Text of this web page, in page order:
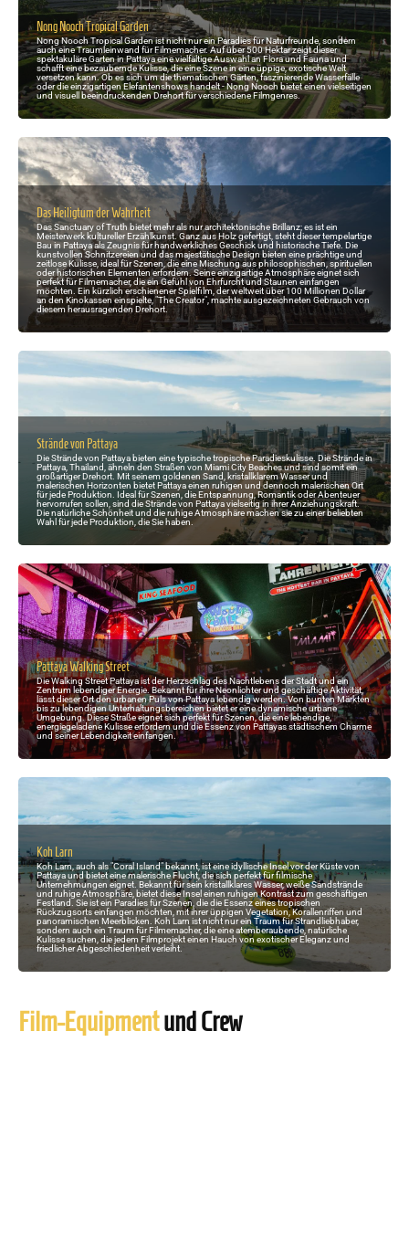
Nong Nooch Tropical Garden
Nong Nooch Tropical Garden ist nicht nur ein Paradies für Naturfreunde, sondern
auch eine Traumleinwand für Filmemacher. Auf über 500 Hektar zeigt dieser
spektakuläre Garten in Pattaya eine vielfältige Auswahl an Flora und Fauna und
schafft eine bezaubernde Kulisse, die eine Szene in eine üppige, exotische Welt
versetzen kann. Ob es sich um die thematischen Gärten, faszinierende Wasserfälle
oder die einzigartigen Elefantenshows handelt - Nong Nooch bietet einen vielseitigen
und visuell beeindruckenden Drehort für verschiedene Filmgenres.
Das Heiligtum der Wahrheit
Das Sanctuary of Truth bietet mehr als nur architektonische Brillanz; es ist ein
Meisterwerk kultureller Erzählkunst. Ganz aus Holz gefertigt, steht dieser tempelartige
Bau in Pattaya als Zeugnis für handwerkliches Geschick und historische Tiefe. Die
kunstvollen Schnitzereien und das majestätische Design bieten eine prächtige und
zeitlose Kulisse, ideal für Szenen, die eine Mischung aus philosophischen, spirituellen
oder historischen Elementen erfordern. Seine einzigartige Atmosphäre eignet sich
perfekt für Filmemacher, die ein Gefühl von Ehrfurcht und Staunen einfangen
möchten. Ein kürzlich erschienener Spielfilm, der weltweit über 100 Millionen Dollar
an den Kinokassen einspielte, "The Creator", machte ausgezeichneten Gebrauch von
diesem herausragenden Drehort.
Strände von Pattaya
Die Strände von Pattaya bieten eine typische tropische Paradieskulisse. Die Strände in
Pattaya, Thailand, ähneln den Straßen von Miami City Beaches und sind somit ein
großartiger Drehort. Mit seinem goldenen Sand, kristallklarem Wasser und
malerischen Horizonten bietet Pattaya einen ruhigen und dennoch malerischen Ort
für jede Produktion. Ideal für Szenen, die Entspannung, Romantik oder Abenteuer
hervorrufen sollen, sind die Strände von Pattaya vielseitig in ihrer Anziehungskraft.
Die natürliche Schönheit und die ruhige Atmosphäre machen sie zu einer beliebten
Wahl für jede Produktion, die Sie haben.
Pattaya Walking Street
Die Walking Street Pattaya ist der Herzschlag des Nachtlebens der Stadt und ein
Zentrum lebendiger Energie. Bekannt für ihre Neonlichter und geschäftige Aktivität,
lässt dieser Ort den urbanen Puls von Pattaya lebendig werden. Von bunten Märkten
bis zu lebendigen Unterhaltungsbereichen bietet er eine dynamische urbane
Umgebung. Diese Straße eignet sich perfekt für Szenen, die eine lebendige,
energiegeladene Kulisse erfordern und die Essenz von Pattayas städtischem Charme
und seiner Lebendigkeit einfangen.
Koh Larn
Koh Larn, auch als "Coral Island" bekannt, ist eine idyllische Insel vor der Küste von
Pattaya und bietet eine malerische Flucht, die sich perfekt für filmische
Unternehmungen eignet. Bekannt für sein kristallklares Wasser, weiße Sandstrände
und ruhige Atmosphäre, bietet diese Insel einen ruhigen Kontrast zum geschäftigen
Festland. Sie ist ein Paradies für Szenen, die die Essenz eines tropischen
Rückzugsorts einfangen möchten, mit ihrer üppigen Vegetation, Korallenriffen und
panoramischen Meerblicken. Koh Larn ist nicht nur ein Traum für Strandliebhaber,
sondern auch ein Traum für Filmemacher, die eine atemberaubende, natürliche
Kulisse suchen, die jedem Filmprojekt einen Hauch von exotischer Eleganz und
friedlicher Abgeschiedenheit verleiht.
Film-Equipmentund Crew